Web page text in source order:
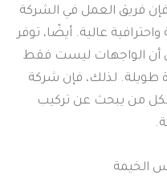
فريق العمل في الشركة
عالية. أيضًا، توفر
أن الواجهات ليست فقط
طويلة. لذلك، فإن شركة
لكل من يبحث عن تركيب
الخيمة